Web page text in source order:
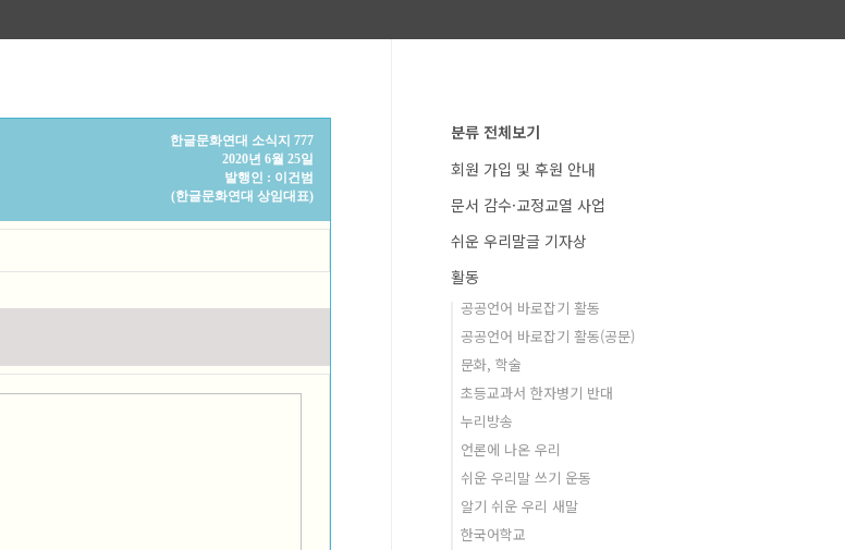
한글문화연대 소식지 777
2020년 6월 25일
발행인 : 이건범
(한글문화연대 상임대표)
분류 전체보기
회원 가입 및 후원 안내
문서 감수·교정교열 사업
쉬운 우리말글 기자상
활동
공공언어 바로잡기 활동
공공언어 바로잡기 활동(공문)
문화, 학술
초등교과서 한자병기 반대
누리방송
언론에 나온 우리
쉬운 우리말 쓰기 운동
알기 쉬운 우리 새말
한국어학교